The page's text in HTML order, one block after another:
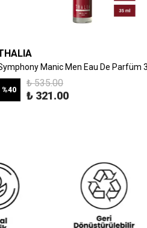
Manic Men Eau De Parfüm
%40
₺ 535.00
₺ 321.00